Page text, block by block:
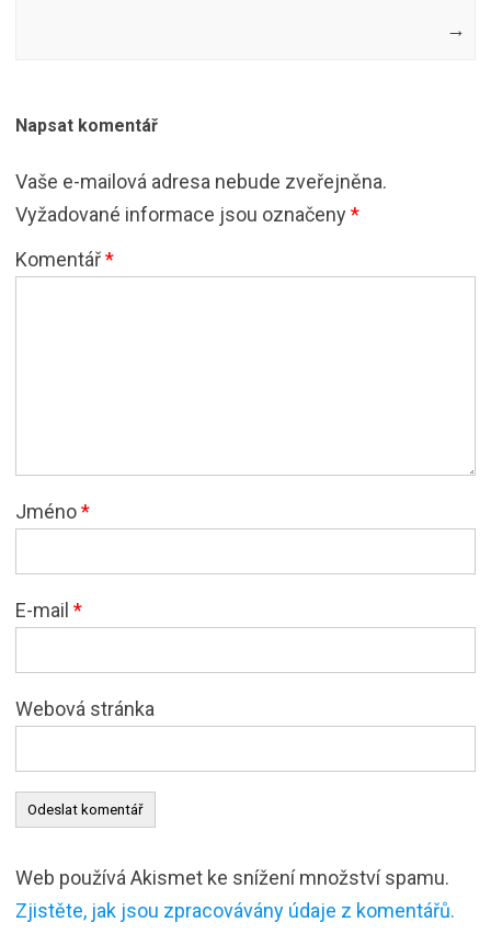
→
Napsat komentář
Vaše e-mailová adresa nebude zveřejněna.
Vyžadované informace jsou označeny*
Komentář*
Jméno*
E-mail *
Webová stránka
Web používá Akismet ke snížení množství spamu.
Zjistěte, jak jsou zpracovávány údaje z komentářů.